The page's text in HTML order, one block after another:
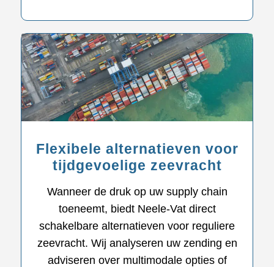
Flexibele alternatieven voor
tijdgevoelige zeevracht
Wanneer de druk op uw supply chain
toeneemt, biedt Neele-Vat direct
schakelbare alternatieven voor reguliere
zeevracht. Wij analyseren uw zending en
adviseren over multimodale opties of